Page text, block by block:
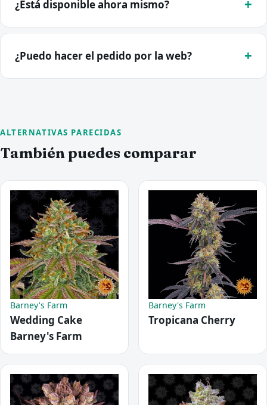
¿Está disponible ahora mismo?
¿Puedo hacer el pedido por la web?
ALTERNATIVAS PARECIDAS
También puedes comparar
Barney's Farm
Wedding Cake
Barney's Farm
Barney's Farm
Tropicana Cherry